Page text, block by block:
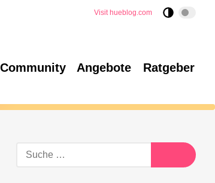
Visit hueblog.com
Community Angebote Ratgeber